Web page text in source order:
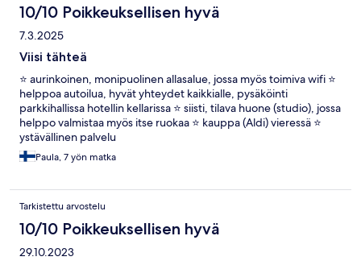
10/10 Poikkeuksellisen hyvä
7.3.2025
Viisi tähteä
⭐️ aurinkoinen, monipuolinen allasalue, jossa myös toimiva wifi ⭐️
helppoa autoilua, hyvät yhteydet kaikkialle, pysäköinti
parkkihallissa hotellin kellarissa ⭐️ siisti, tilava huone (studio), jossa
helppo valmistaa myös itse ruokaa ⭐️ kauppa (Aldi) vieressä ⭐️
ystävällinen palvelu
Paula, 7 yön matka
Tarkistettu arvostelu
10/10 Poikkeuksellisen hyvä
29.10.2023